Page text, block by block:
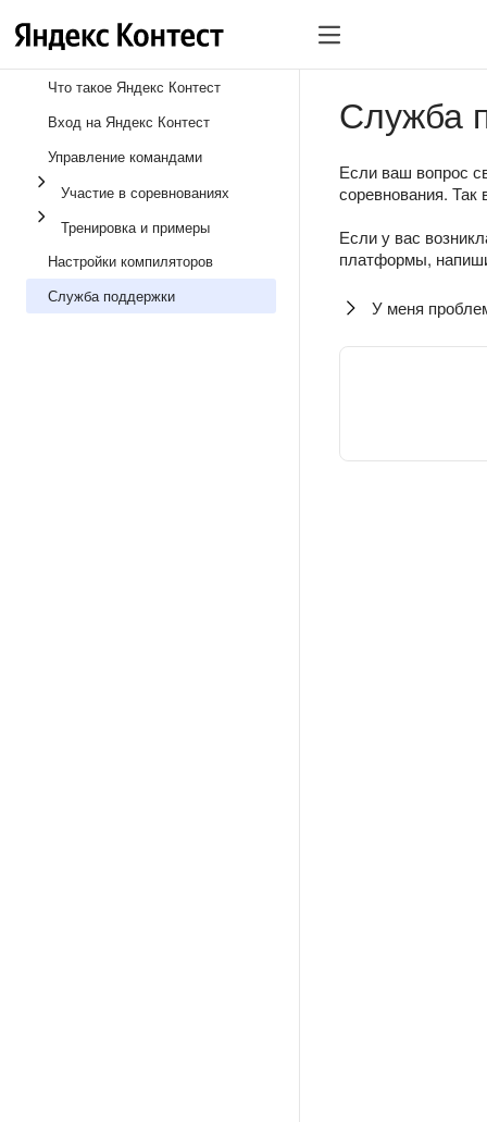
Что такое Яндекс Контест
Вход на Яндекс Контест
Управление командами
Участие в соревнованиях
Тренировка и примеры
Настройки компиляторов
Служба поддержки
Служба
Если ваш вопрос
соревнования. Так
Если у вас
платформы,
У меня